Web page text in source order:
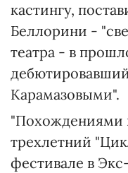
кастингу,
Беллорини -
театра - в
Карамазовыми".
"Похождениями
трехлетний
фестивале в